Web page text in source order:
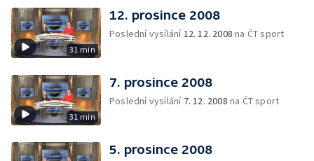
31 min
12. prosince 2008
Poslední vysílání12. 12. 2008 na ČT sport
31 min
7. prosince 2008
Poslední vysílání 7. 12. 2008 na ČT sport
5. prosince 2008